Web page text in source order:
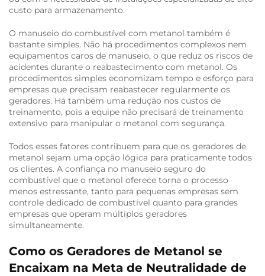
custo para armazenamento.
O manuseio do combustível com metanol também é
bastante simples. Não há procedimentos complexos nem
equipamentos caros de manuseio, o que reduz os riscos de
acidentes durante o reabastecimento com metanol. Os
procedimentos simples economizam tempo e esforço para
empresas que precisam reabastecer regularmente os
geradores. Há também uma redução nos custos de
treinamento, pois a equipe não precisará de treinamento
extensivo para manipular o metanol com segurança.
Todos esses fatores contribuem para que os geradores de
metanol sejam uma opção lógica para praticamente todos
os clientes. A confiança no manuseio seguro do
combustível que o metanol oferece torna o processo
menos estressante, tanto para pequenas empresas sem
controle dedicado de combustível quanto para grandes
empresas que operam múltiplos geradores
simultaneamente.
Como os Geradores de Metanol se
Encaixam na Meta de Neutralidade de